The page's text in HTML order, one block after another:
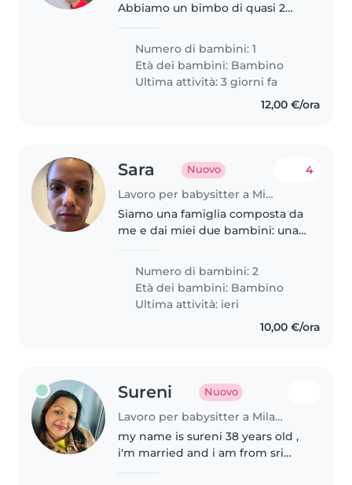
Abbiamo un bimbo di quasi 2
babysiter fissa per mezza
giornata o anche occasionale
durante il giorno per quando
Numero di bambini: 1
Età dei bambini: Bambino
Ultima attività: 3 giorni fa
12,00 €/ora
Sara Nuovo
Lavoro per babysitter a Milano
4
Siamo una famiglia composta da
me e dai miei due bambini: una
piena di energia, e un bimbo di
quasi 3 anni, dolce, allegro e
molto curioso. Cerco..
Numero di bambini: 2
Età dei bambini: Bambino
Ultima attività: ieri
10,00 €/ora
Sureni Nuovo
Lavoro per babysitter a Milano
my name is sureni 38 years old ,
i'm married and i am from sri